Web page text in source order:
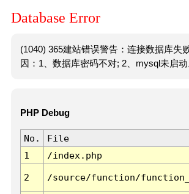
Database Error
(1040) 365建站错误警告：连接数据库失
因：1、数据库密码不对; 2、mysql未启动
PHP Debug
No. File
1
/index.php
2 /source/function/